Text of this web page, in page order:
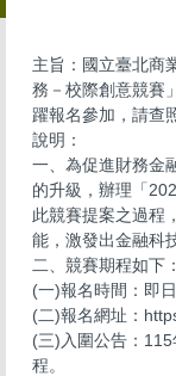
主旨：國立臺北商
務－校際創意競賽
躍報名參加，請查
說明：
一、為促進財務金
的升級，辦理「
此競賽提案之過程
能，激發出金融科
二、競賽期程如下：
(一)報名時間：即
(二)報名網址：
(三)入圍公告：
程。